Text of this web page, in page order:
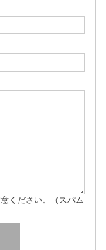
ください。（スパム